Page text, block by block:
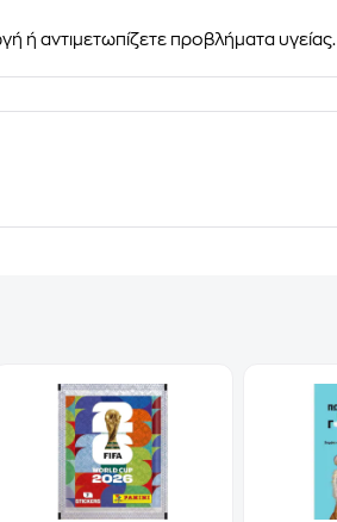
ή αντιμετωπίζετε προβλήματα υγείας.